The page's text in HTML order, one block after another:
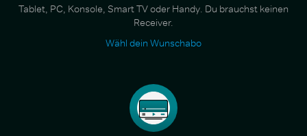
Tablet, PC, Konsole, Smart TV oder Handy. Du brauchst keinen
Receiver.
Wähl dein Wunschabo